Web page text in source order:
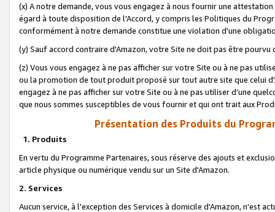
(x) A notre demande, vous vous engagez à nous fournir une
égard à toute disposition de l'Accord, y compris les Politiques du
conformément à notre demande constitue une violation d'une
(y) Sauf accord contraire d'Amazon, votre Site ne doit pas être
(z) Vous vous engagez à ne pas afficher sur votre Site ou à ne pas
ou la promotion de tout produit proposé sur tout autre site que celui
engagez à ne pas afficher sur votre Site ou à ne pas utiliser d’une
que nous sommes susceptibles de vous fournir et qui ont trait aux
Présentation des Produits du
1. Produits
En vertu du Programme Partenaires, sous réserve des ajouts et
article physique ou numérique vendu sur un Site d'Amazon.
2. Services
Aucun service, à l'exception des Services à domicile d'Amazon, n'est